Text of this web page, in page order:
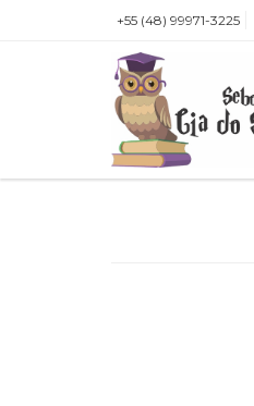
+55 (48) 99971-3225